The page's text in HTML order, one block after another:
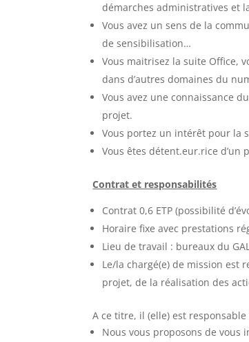
démarches administratives et
Vous avez un sens de la
de sensibilisation…
Vous maitrisez la suite Office,
dans d’autres domaines du
Vous avez une connaissance
projet.
Vous portez un intérêt pour la
Vous êtes détent.eur.rice d’un
Contrat et responsabilités
Contrat 0,6 ETP (possibilité
Horaire fixe avec prestations
Lieu de travail : bureaux du
Le/la chargé(e) de mission
projet, de la réalisation des
A ce titre, il (elle) est
Nous vous proposons de vous